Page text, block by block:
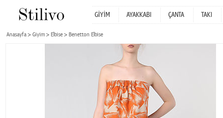
GİYİM AYAKKABI ÇANTA TAKI
Anasayfa Giyim Elbise Benetton Elbise